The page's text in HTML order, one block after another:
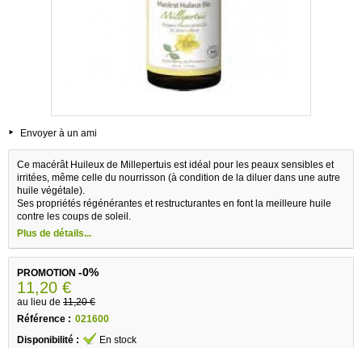
Envoyer à un ami
Ce macérât Huileux de Millepertuis est idéal pour les peaux sensibles et
irritées, même celle du nourrisson (à condition de la diluer dans une autre
huile végétale).
Ses propriétés régénérantes et restructurantes en font la meilleure huile
contre les coups de soleil.
Plus de détails...
PROMOTION -0%
11,20 €
au lieu de 11,20 €
Référence : 021600
Disponibilité :
En stock